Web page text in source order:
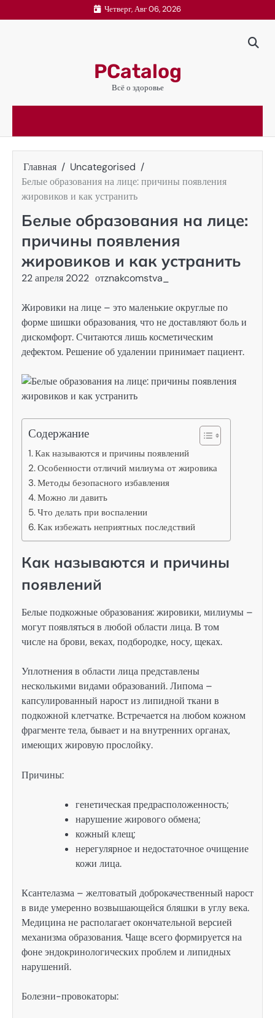
к
Четверг, Авг 06, 2026
PCatalog
Всё о здоровье
Главная
Uncategorised
Белые образования на лице: причины появления
жировиков и как устранить
Белые образования на лице:
причины появления
жировиков и как устранить
22 апреля 2022 отznakcomstva_
Жировики на лице – это маленькие округлые по
форме шишки образования, что не доставляют боль и
дискомфорт. Считаются лишь косметическим
дефектом. Решение об удалении принимает пациент.
Содержание
Как называются и причины появлений
Особенности отличий милиума от жировика
Методы безопасного избавления
Можно ли давить
Что делать при воспалении
Как избежать неприятных последствий
Как называются и причины
появлений
Белые подкожные образования: жировики, милиумы –
могут появляться в любой области лица. В том
числе на брови, веках, подбородке, носу, щеках.
Уплотнения в области лица представлены
несколькими видами образований. Липома –
капсулированный нарост из липидной ткани в
подкожной клетчатке. Встречается на любом кожном
фрагменте тела, бывает и на внутренних органах,
имеющих жировую прослойку.
Причины:
генетическая предрасположенность;
нарушение жирового обмена;
кожный клещ;
нерегулярное и недостаточное очищение
кожи лица.
Ксантелазма – желтоватый доброкачественный нарост
в виде умеренно возвышающейся бляшки в углу века.
Медицина не располагает окончательной версией
механизма образования. Чаще всего формируется на
фоне эндокринологических проблем и липидных
нарушений.
Болезни-провокаторы: